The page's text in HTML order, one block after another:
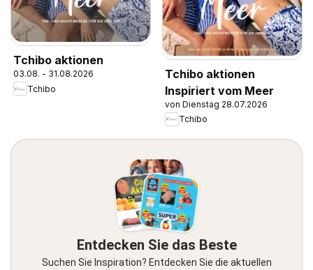
Tchibo aktionen
03.08. - 31.08.2026
Tchibo
Tchibo aktionen
Inspiriert vom Meer
von Dienstag 28.07.2026
Tchibo
Entdecken Sie das Beste
Suchen Sie Inspiration? Entdecken Sie die aktuellen